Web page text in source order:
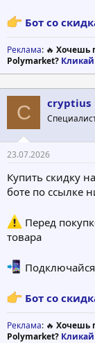
Бот со
Реклама: 🔥 Хочешь
Polymarket?
C cryptius
23.07.2026
Купить скидку
боте по ссылке
Перед
товара
Бот со
Реклама: 🔥 Хочешь
Polymarket?